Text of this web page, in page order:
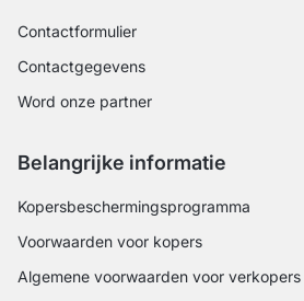
Contactformulier
Contactgegevens
Word onze partner
Belangrijke informatie
Kopersbeschermingsprogramma
Voorwaarden voor kopers
Algemene voorwaarden voor verkopers